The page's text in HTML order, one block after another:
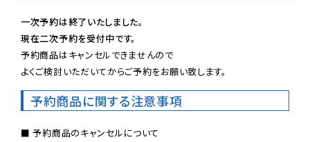
一次予約は終了いたしました。
現在二次予約を受付中です。
予約商品はキャンセルできませんので
よくご検討いただいてからご予約をお願い致します。
予約商品に関する注意事項